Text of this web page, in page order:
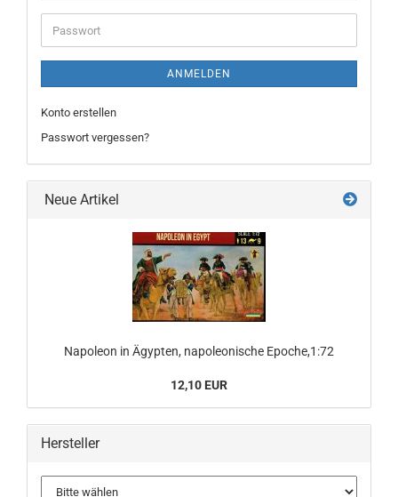
Adresse
Passwort
ANMELDEN
Konto erstellen
Passwort vergessen?
Neue Artikel
Napoleon in Ägypten, napoleonische Epoche,1:72
12,10 EUR
Hersteller